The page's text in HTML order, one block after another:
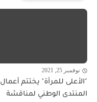
نوفمبر 25, 2021
"الأعلى للمرأة" يختتم أعمال
المنتدى الوطني لمناقشة